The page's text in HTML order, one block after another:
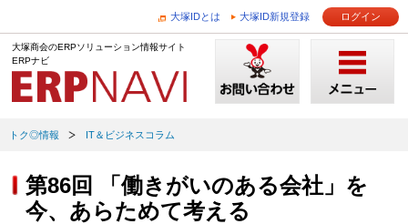
大塚IDとは 大塚ID新規登録 ログイン
大塚商会のERPソリューション情報サイト
ERPナビ
トク◎情報 IT＆ビジネスコラム
第86回 「働きがいのある会社」を
今、あらためて考える